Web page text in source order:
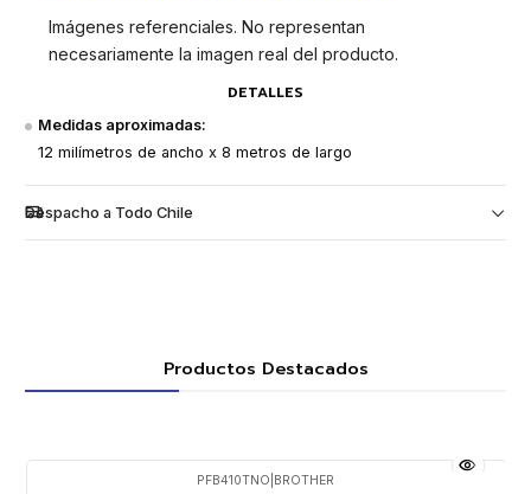
Imágenes referenciales. No representan
necesariamente la imagen real del producto.
DETALLES
Medidas aproximadas:
12 milímetros de ancho x 8 metros de largo
Despacho a Todo Chile
Productos Destacados
PFB410TNO BROTHER